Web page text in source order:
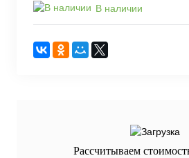
В наличии
Рассчитываем